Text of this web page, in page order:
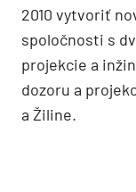
2010 vytvoriť
spoločnosti s
projekcie a
dozoru a
a Žiline.